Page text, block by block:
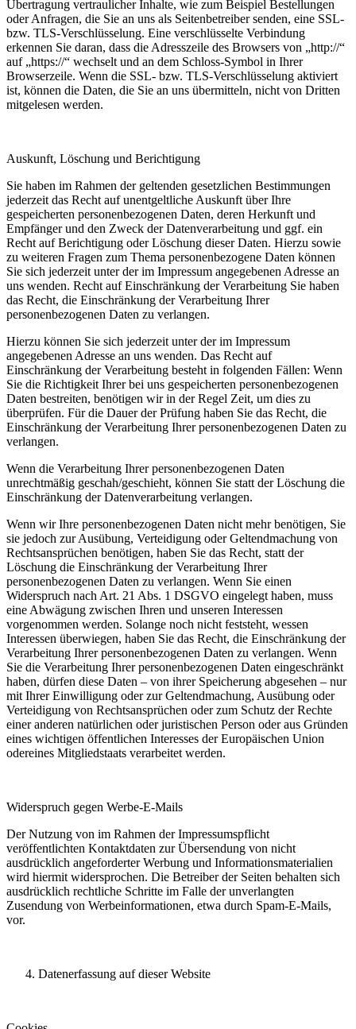
Übertragung vertraulicher Inhalte, wie zum Beispiel Bestellungen
oder Anfragen, die Sie an uns als Seitenbetreiber senden, eine SSL-
bzw. TLS-Verschlüsselung. Eine verschlüsselte Verbindung
erkennen Sie daran, dass die Adresszeile des Browsers von „http://“
auf „https://“ wechselt und an dem Schloss-Symbol in Ihrer
Browserzeile. Wenn die SSL- bzw. TLS-Verschlüsselung aktiviert
ist, können die Daten, die Sie an uns übermitteln, nicht von Dritten
mitgelesen werden.
Auskunft, Löschung und Berichtigung
Sie haben im Rahmen der geltenden gesetzlichen Bestimmungen
jederzeit das Recht auf unentgeltliche Auskunft über Ihre
gespeicherten personenbezogenen Daten, deren Herkunft und
Empfänger und den Zweck der Datenverarbeitung und ggf. ein
Recht auf Berichtigung oder Löschung dieser Daten. Hierzu sowie
zu weiteren Fragen zum Thema personenbezogene Daten können
Sie sich jederzeit unter der im Impressum angegebenen Adresse an
uns wenden. Recht auf Einschränkung der Verarbeitung Sie haben
das Recht, die Einschränkung der Verarbeitung Ihrer
personenbezogenen Daten zu verlangen.
Hierzu können Sie sich jederzeit unter der im Impressum
angegebenen Adresse an uns wenden. Das Recht auf
Einschränkung der Verarbeitung besteht in folgenden Fällen: Wenn
Sie die Richtigkeit Ihrer bei uns gespeicherten personenbezogenen
Daten bestreiten, benötigen wir in der Regel Zeit, um dies zu
überprüfen. Für die Dauer der Prüfung haben Sie das Recht, die
Einschränkung der Verarbeitung Ihrer personenbezogenen Daten zu
verlangen.
Wenn die Verarbeitung Ihrer personenbezogenen Daten
unrechtmäßig geschah/geschieht, können Sie statt der Löschung die
Einschränkung der Datenverarbeitung verlangen.
Wenn wir Ihre personenbezogenen Daten nicht mehr benötigen, Sie
sie jedoch zur Ausübung, Verteidigung oder Geltendmachung von
Rechtsansprüchen benötigen, haben Sie das Recht, statt der
Löschung die Einschränkung der Verarbeitung Ihrer
personenbezogenen Daten zu verlangen. Wenn Sie einen
Widerspruch nach Art. 21 Abs. 1 DSGVO eingelegt haben, muss
eine Abwägung zwischen Ihren und unseren Interessen
vorgenommen werden. Solange noch nicht feststeht, wessen
Interessen überwiegen, haben Sie das Recht, die Einschränkung der
Verarbeitung Ihrer personenbezogenen Daten zu verlangen. Wenn
Sie die Verarbeitung Ihrer personenbezogenen Daten eingeschränkt
haben, dürfen diese Daten – von ihrer Speicherung abgesehen – nur
mit Ihrer Einwilligung oder zur Geltendmachung, Ausübung oder
Verteidigung von Rechtsansprüchen oder zum Schutz der Rechte
einer anderen natürlichen oder juristischen Person oder aus Gründen
eines wichtigen öffentlichen Interesses der Europäischen Union
odereines Mitgliedstaats verarbeitet werden.
Widerspruch gegen Werbe-E-Mails
Der Nutzung von im Rahmen der Impressumspflicht
veröffentlichten Kontaktdaten zur Übersendung von nicht
ausdrücklich angeforderter Werbung und Informationsmaterialien
wird hiermit widersprochen. Die Betreiber der Seiten behalten sich
ausdrücklich rechtliche Schritte im Falle der unverlangten
Zusendung von Werbeinformationen, etwa durch Spam-E-Mails,
vor.
Datenerfassung auf dieser Website